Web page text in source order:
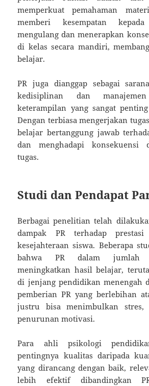
memperkuat pemahaman
memberi kesempatan
mengulang dan menerapkan
di kelas secara mandiri,
belajar.
PR juga dianggap sebagai
kedisiplinan dan
keterampilan yang sangat
Dengan terbiasa mengerjakan
belajar bertanggung jawab
dan menghadapi konsekuensi
tugas.
Studi dan Pendapat
Berbagai penelitian telah
dampak PR terhadap
kesejahteraan siswa. Beberapa
bahwa PR dalam jumlah
meningkatkan hasil belajar,
di jenjang pendidikan menengah
pemberian PR yang berlebihan
justru bisa menimbulkan stres,
penurunan motivasi.
Para ahli psikologi
pentingnya kualitas daripada
yang dirancang dengan baik,
lebih efektif dibandingkan